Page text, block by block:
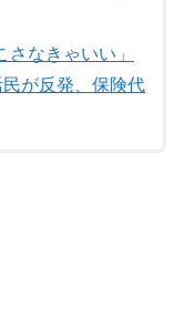
なきゃいい」
が反発、保険代